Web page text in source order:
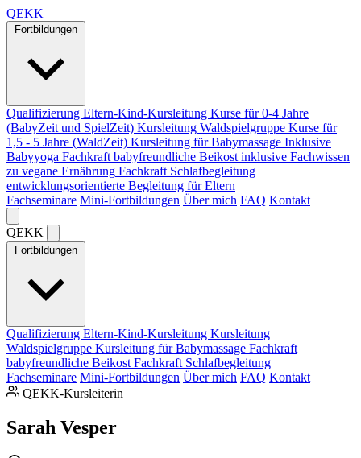
QEKK
Fortbildungen
Qualifizierung Eltern-Kind-Kursleitung Kurse für 0-4 Jahre
(BabyZeit und SpielZeit) Kursleitung Waldspielgruppe Kurse für
1,5 - 5 Jahre (WaldZeit) Kursleitung für Babymassage Inklusive
Babyyoga Fachkraft babyfreundliche Beikost inklusive Fachwissen
zu vegane Ernährung Fachkraft Schlafbegleitung
entwicklungsorientierte Begleitung für Eltern
Fachseminare Mini-Fortbildungen Über mich FAQ Kontakt
QEKK
Fortbildungen
Qualifizierung Eltern-Kind-Kursleitung Kursleitung
Waldspielgruppe Kursleitung für Babymassage Fachkraft
babyfreundliche Beikost Fachkraft Schlafbegleitung
Fachseminare Mini-Fortbildungen Über mich FAQ Kontakt
QEKK-Kursleiterin
Sarah Vesper